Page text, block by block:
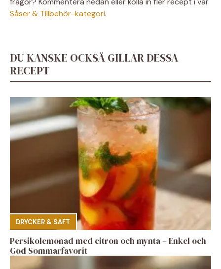
Såser & Tillbehör-kategori.
DU KANSKE OCKSÅ GILLAR DESSA
RECEPT
DRYCKER & SAFT
Persikolemonad med citron och mynta – Enkel och
God Sommarfavorit